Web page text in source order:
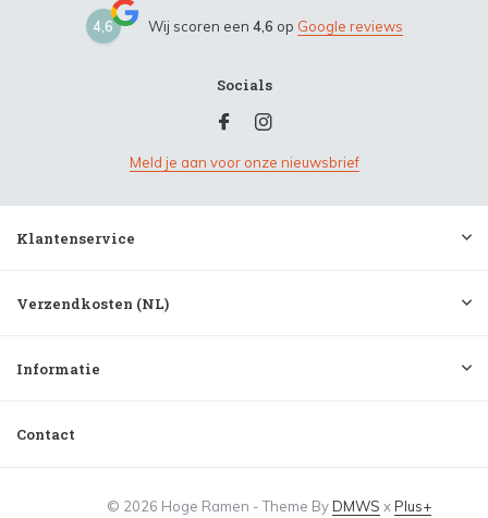
4,6 Wij scoren een 4,6 op Google reviews
Socials
Meld je aan voor onze nieuwsbrief
Klantenservice
Verzendkosten (NL)
Informatie
Contact
© 2026 Hoge Ramen - Theme ByDMWS xPlus+